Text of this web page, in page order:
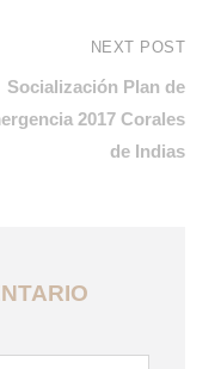
NEXT POST
Socialización Plan de
2017 Corales
de Indias